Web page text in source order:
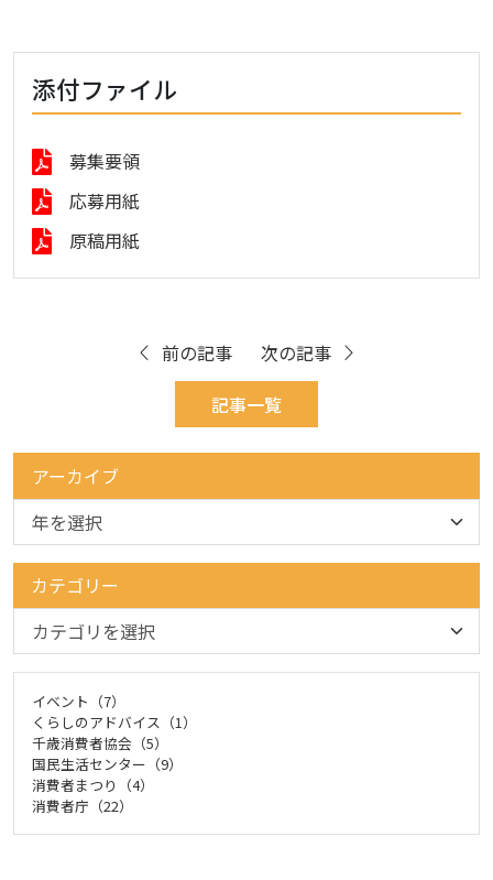
添付ファイル
募集要領
応募用紙
原稿用紙
前の記事
記事一覧
次の記事
アーカイブ
カテゴリー
イベント（7）
くらしのアドバイス（1）
千歳消費者協会（5）
国民生活センター（9）
消費者まつり（4）
消費者庁（22）